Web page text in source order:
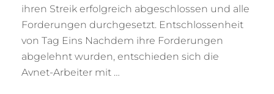
ihren Streik erfolgreich abgeschlossen und alle
Forderungen durchgesetzt. Entschlossenheit
von Tag Eins Nachdem ihre Forderungen
abgelehnt wurden, entschieden sich die
Avnet-Arbeiter mit …